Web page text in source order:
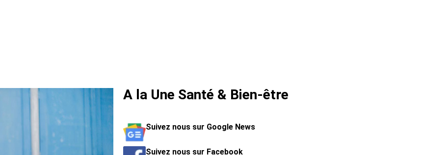
A la Une Santé & Bien-être
Suivez nous sur Google News
Suivez nous sur Facebook